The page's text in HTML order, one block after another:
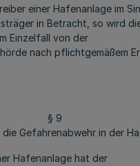
einer Hafenanlage im
in Betracht, so wird
Einzelfall von der
nach pflichtgemäßem
§ 9
Gefahrenabwehr in der
Hafenanlage hat der